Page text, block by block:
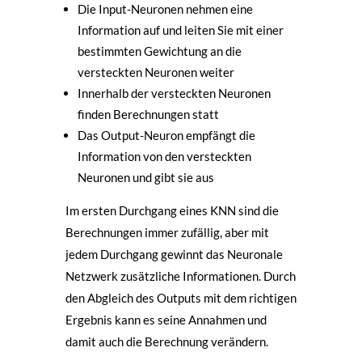
Die Input-Neuronen nehmen eine
Information auf und leiten Sie mit einer
bestimmten Gewichtung an die
versteckten Neuronen weiter
Innerhalb der versteckten Neuronen
finden Berechnungen statt
Das Output-Neuron empfängt die
Information von den versteckten
Neuronen und gibt sie aus
Im ersten Durchgang eines KNN sind die
Berechnungen immer zufällig, aber mit
jedem Durchgang gewinnt das Neuronale
Netzwerk zusätzliche Informationen. Durch
den Abgleich des Outputs mit dem richtigen
Ergebnis kann es seine Annahmen und
damit auch die Berechnung verändern.